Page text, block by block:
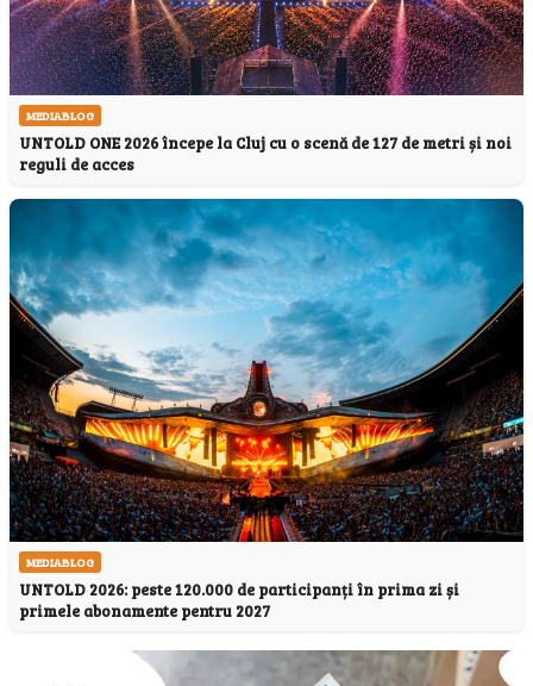
MEDIABLOG
UNTOLD ONE 2026 începe la Cluj cu o scenă de 127 de metri și noi
reguli de acces
MEDIABLOG
UNTOLD 2026: peste 120.000 de participanți în prima zi și
primele abonamente pentru 2027